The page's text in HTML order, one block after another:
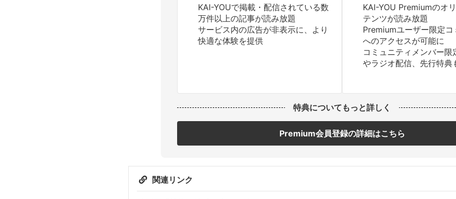
KAI-YOUで掲載・配信されている数
万件以上の記事が読み放題
サービス内の広告が非表示に、より
快適な体験を提供
KAI-YOU Premiumのオ
テンツが読み放題
Premiumユーザー限定コ
へのアクセスが可能に
コミュニティメンバー限
やラジオ配信、先行特典
特典についてもっと詳しく
Premium会員登録の詳細はこちら
関連リンク